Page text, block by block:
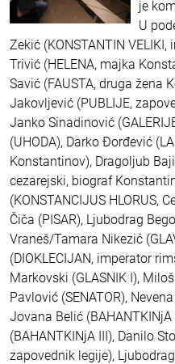
je
U
Zekić (KONSTANTIN
Trivić (HELENA, majka
Savić (FAUSTA, druga žena
Jakovljević (PUBLIJE,
Janko Sinadinović
(UHODA), Darko Đorđević
Konstantinov), Dragoljub
cezarejski, biograf
(KONSTANCIJUS HLORUS,
Čiča (PISAR), Ljubodrag
Vraneš/Tamara Nikezić
(DIOKLECIJAN, imperator
Markovski (GLASNIK I),
Pavlović (SENATOR),
Jovana Belić
(BAHANTKINjA III), Danilo
zapovednik legije),